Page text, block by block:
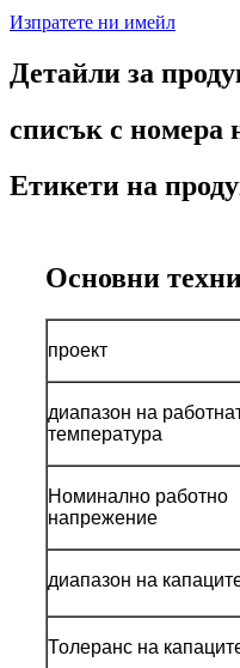
Изпратете ни имейл
Детайли за
списък с номера
Етикети на
Основни
проект
диапазон на
температура
Номинално работно
напрежение
диапазон на
Толеранс на